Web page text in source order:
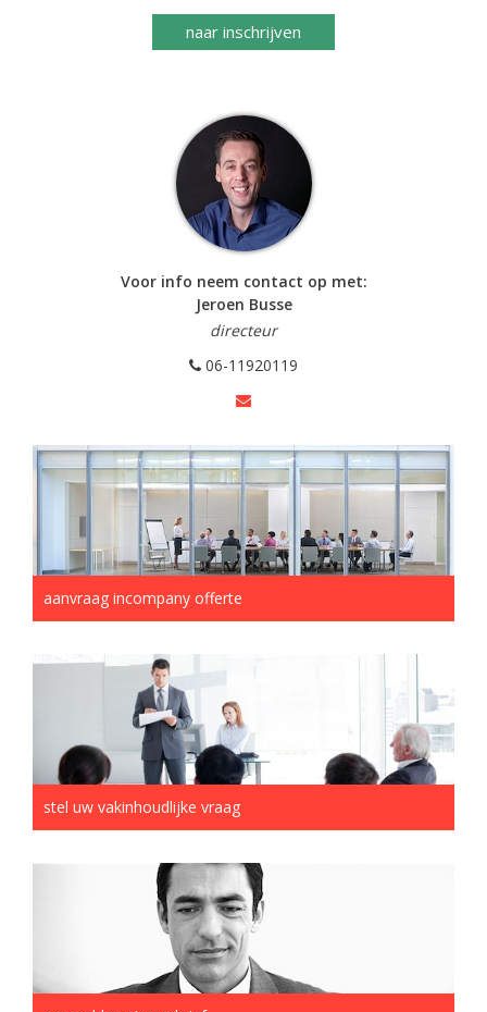
naar inschrijven
Voor info neem contact op met:
Jeroen Busse
directeur
06-11920119
aanvraag incompany offerte
stel uw vakinhoudlijke vraag